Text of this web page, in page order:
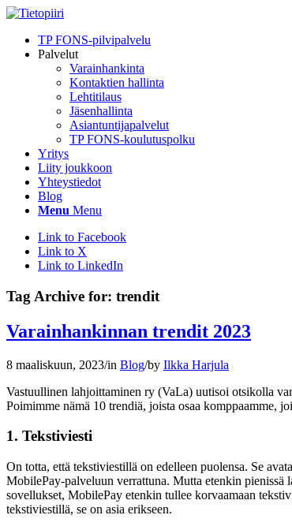
TP FONS-pilvipalvelu
Palvelut
Varainhankinta
Kontaktien hallinta
Lehtitilaus
Jäsenhallinta
Asiantuntijapalvelut
TP FONS-koulutuspolku
Yritys
Liity joukkoon
Yhteystiedot
Blog
Menu Menu
Link to Facebook
Link to X
Link to LinkedIn
Tag Archive for: trendit
Varainhankinnan trendit 2023
8 maaliskuun, 2023/in Blog/by Ilkka Harjula
Vastuullinen lahjoittaminen ry (VaLa) uutisoi otsikolla
Poimimme nämä 10 trendiä, joista osaa komppaamme,
1. Tekstiviesti
On totta, että tekstiviestillä on edelleen puolensa. Se
MobilePay-palveluun verrattuna. Mutta etenkin pienissä
sovellukset, MobilePay etenkin tullee korvaamaan
tekstiviestillä, se on asia erikseen.